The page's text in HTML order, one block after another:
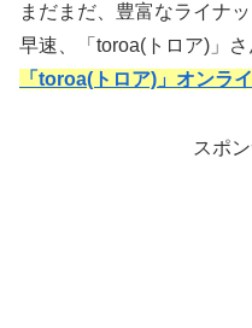
まだまだ、豊富なライナッ
早速、「toroa(トロア)」
「toroa(トロア)」オンラ
スポ